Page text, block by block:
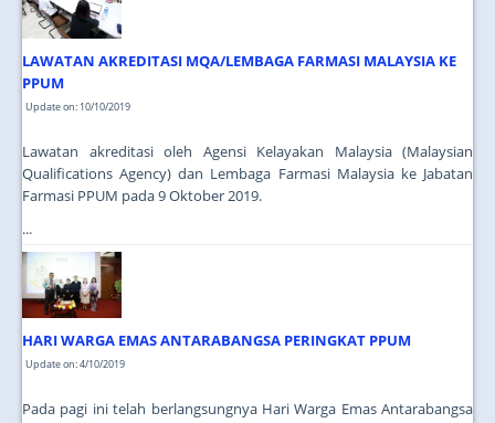
LAWATAN AKREDITASI MQA/LEMBAGA FARMASI MALAYSIA KE
PPUM
Update on: 10/10/2019
Lawatan akreditasi oleh Agensi Kelayakan Malaysia (Malaysian
Qualifications Agency) dan Lembaga Farmasi Malaysia ke Jabatan
Farmasi PPUM pada 9 Oktober 2019.
...
HARI WARGA EMAS ANTARABANGSA PERINGKAT PPUM
Update on: 4/10/2019
Pada pagi ini telah berlangsungnya Hari Warga Emas Antarabangsa